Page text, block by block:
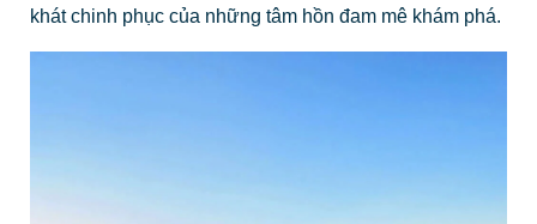
khát chinh phục của những tâm hồn đam mê khám phá.